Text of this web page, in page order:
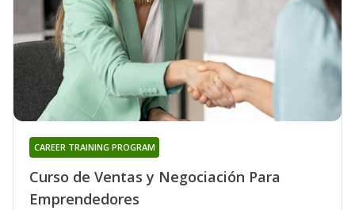
Curso de Ventas y Negociación Para
Emprendedores
CAREER TRAINING PROGRAM